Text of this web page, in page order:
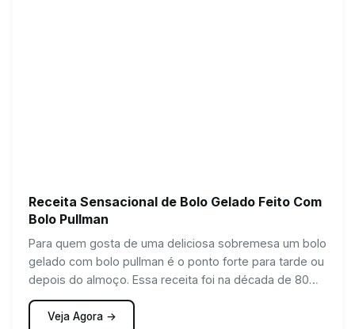
Receita Sensacional de Bolo Gelado Feito Com
Bolo Pullman
Para quem gosta de uma deliciosa sobremesa um bolo
gelado com bolo pullman é o ponto forte para tarde ou
depois do almoço. Essa receita foi na década de 80
muito popular nas festas de aniversário, principalmente
de crianças.
Veja Agora →